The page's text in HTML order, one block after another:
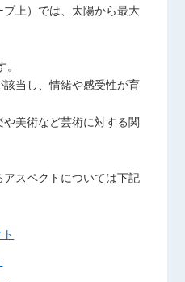
上）では、太陽から最大
当し、情緒や感受性が育
美術など芸術に対する関
スペクトについては下記